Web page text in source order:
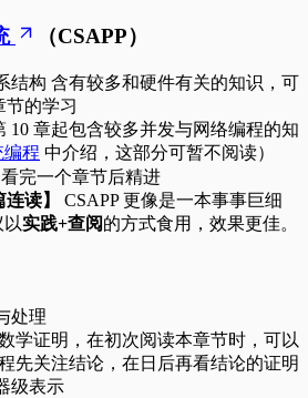
（CSAPP）
结构 含有较多和硬件有关的知识，可
节的学习
10 章起包含较多并发与网络编程的知
编程 中介绍，这部分可暂不阅读）
看完一个章节后精进
读】
CSAPP 更像是一本事事巨细
实践+查阅的方式食用，效果更佳。
处理
学证明，在初次阅读本章节时，可以
先关注结论，在日后再看结论的证明
级表示